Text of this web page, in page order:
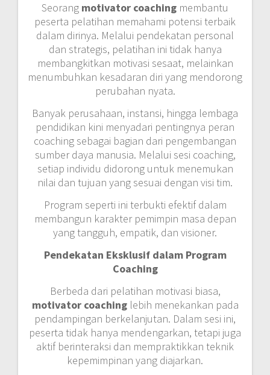
Seorang motivator coaching membantu
peserta pelatihan memahami potensi terbaik
dalam dirinya. Melalui pendekatan personal
dan strategis, pelatihan ini tidak hanya
membangkitkan motivasi sesaat, melainkan
menumbuhkan kesadaran diri yang mendorong
perubahan nyata.
Banyak perusahaan, instansi, hingga lembaga
pendidikan kini menyadari pentingnya peran
coaching sebagai bagian dari pengembangan
sumber daya manusia. Melalui sesi coaching,
setiap individu didorong untuk menemukan
nilai dan tujuan yang sesuai dengan visi tim.
Program seperti ini terbukti efektif dalam
membangun karakter pemimpin masa depan
yang tangguh, empatik, dan visioner.
Pendekatan Eksklusif dalam Program
Coaching
Berbeda dari pelatihan motivasi biasa,
motivator coachinglebih menekankan pada
pendampingan berkelanjutan. Dalam sesi ini,
peserta tidak hanya mendengarkan, tetapi juga
aktif berinteraksi dan mempraktikkan teknik
kepemimpinan yang diajarkan.